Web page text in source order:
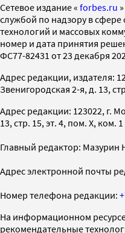
Cетевое издание « forbes.ru
службой по надзору в
технологий и массовых
номер и дата принятия
ФС77-82431 от 23 декабря
Адрес редакции, издателя:
Звенигородская 2-я, д. 13,
Адрес редакции: 123022, г.
13, стр. 15, эт. 4, пом. X, ком. 1
Главный редактор: Мазурин
Адрес электронной почты
Номер телефона редакции:
На информационном
рекомендательные